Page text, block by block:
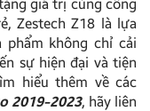
giá trị cùng công
Zestech Z18 là lựa
phẩm không chỉ cải
sự hiện đại và tiện
hiểu thêm về các
2019-2023, hãy liên